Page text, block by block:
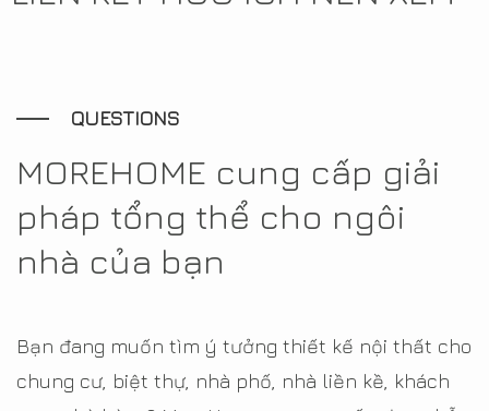
QUESTIONS
MOREHOME cung cấp giải
pháp tổng thể cho ngôi
nhà của bạn
Bạn đang muốn tìm ý tưởng thiết kế nội thất cho
chung cư, biệt thự, nhà phố, nhà liền kề, khách